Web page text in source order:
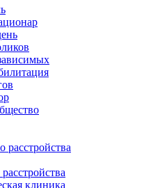
расстройства
клиника